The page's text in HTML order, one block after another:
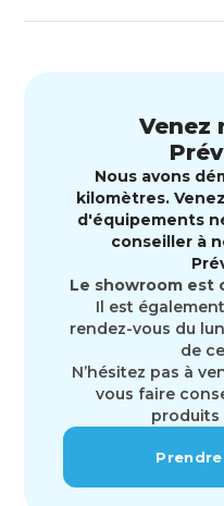
Venez
Nous avons
kilomètres.
d'équipements
conseiller à
Le showroom est
Il est
rendez-vous du
de
N’hésitez pas à
vous faire
produits